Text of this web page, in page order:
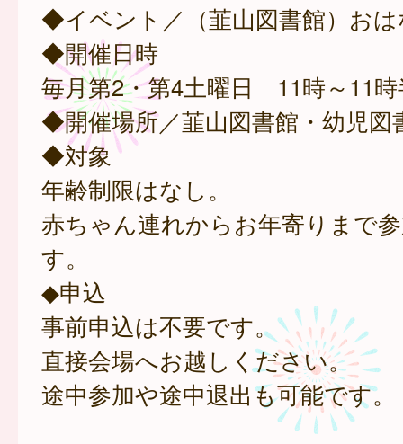
◆イベント／（韮山図書館）お
◆開催日時
毎月第2・第4土曜日 11時～11時
◆開催場所／韮山図書館・幼児図
◆対象
年齢制限はなし。
赤ちゃん連れからお年寄りまで
す。
◆申込
事前申込は不要です。
直接会場へお越しください。
途中参加や途中退出も可能です。